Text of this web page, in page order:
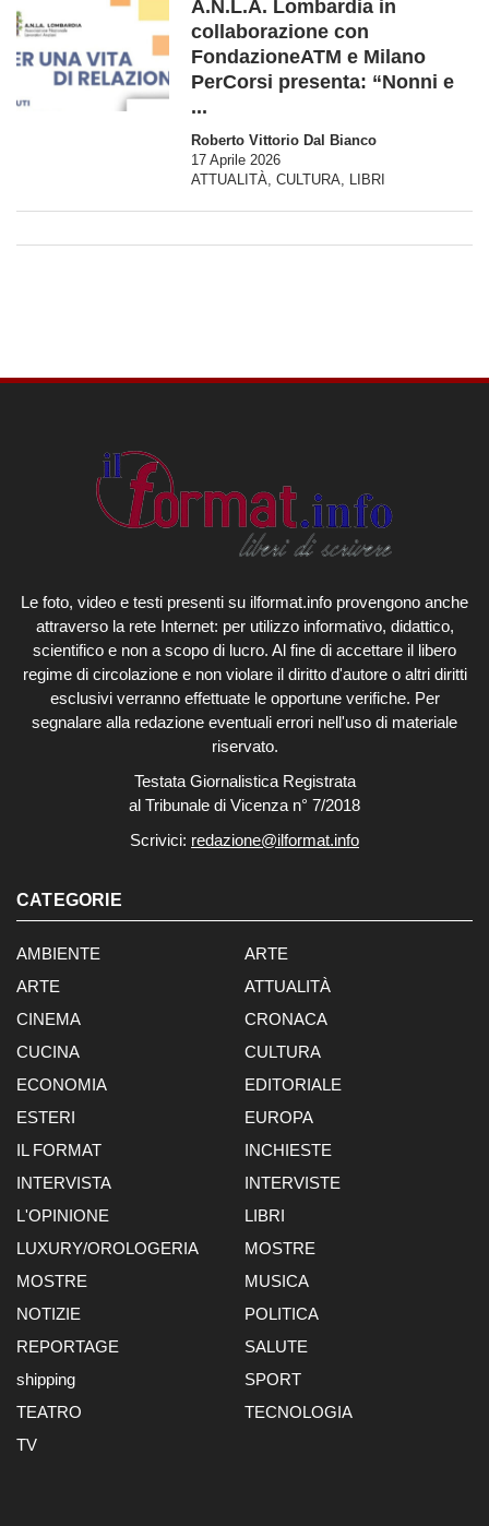
A.N.L.A. Lombardia in
collaborazione con
FondazioneATM e Milano
PerCorsi presenta: “Nonni e
...
Roberto Vittorio Dal Bianco
17 Aprile 2026
ATTUALITÀ, CULTURA, LIBRI
Le foto, video e testi presenti su ilformat.info provengono anche
attraverso la rete Internet: per utilizzo informativo, didattico,
scientifico e non a scopo di lucro. Al fine di accettare il libero
regime di circolazione e non violare il diritto d'autore o altri diritti
esclusivi verranno effettuate le opportune verifiche. Per
segnalare alla redazione eventuali errori nell'uso di materiale
riservato.
Testata Giornalistica Registrata
al Tribunale di Vicenza n° 7/2018
Scrivici: redazione@ilformat.info
CATEGORIE
AMBIENTE
ARTE
ARTE
ATTUALITÀ
CINEMA
CRONACA
CUCINA
CULTURA
ECONOMIA
EDITORIALE
ESTERI
EUROPA
IL FORMAT
INCHIESTE
INTERVISTA
INTERVISTE
L'OPINIONE
LIBRI
LUXURY/OROLOGERIA
MOSTRE
MOSTRE
MUSICA
NOTIZIE
POLITICA
REPORTAGE
SALUTE
shipping
SPORT
TEATRO
TECNOLOGIA
TV